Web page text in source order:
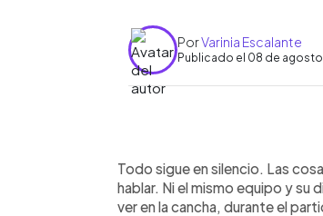
PorVarinia Escalante
Publicado el 08 de
Escuchar artículo
Todo sigue en silencio. Las
hablar. Ni el mismo equipo y su
ver en la cancha, durante el